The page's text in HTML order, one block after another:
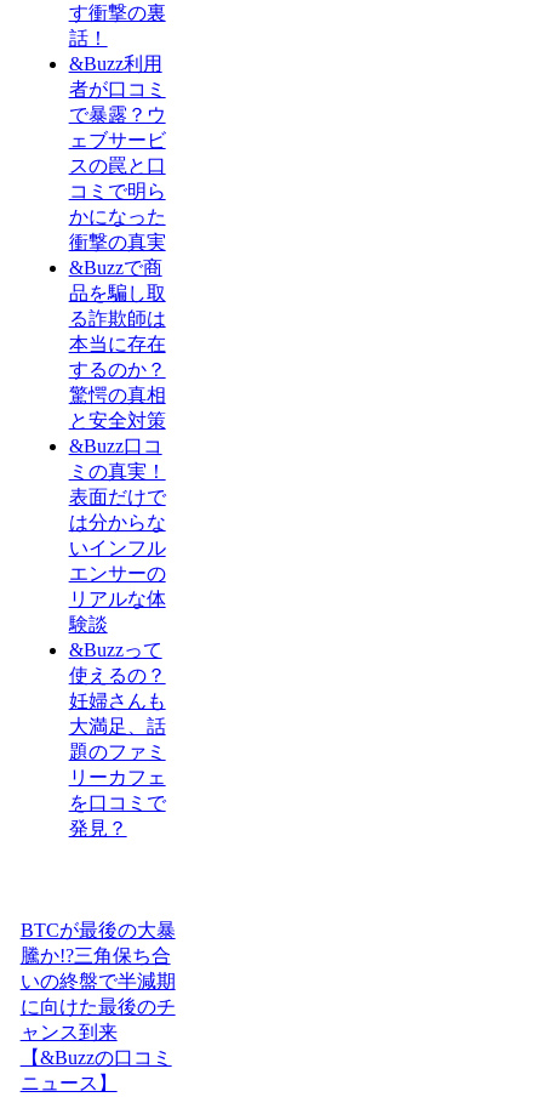
す衝撃の裏
話！
&Buzz利用
者が口コミ
で暴露？ウ
ェブサービ
スの罠と口
コミで明ら
かになった
衝撃の真実
&Buzzで商
品を騙し取
る詐欺師は
本当に存在
するのか？
驚愕の真相
と安全対策
&Buzz口コ
ミの真実！
表面だけで
は分からな
いインフル
エンサーの
リアルな体
験談
&Buzzって
使えるの？
妊婦さんも
大満足、話
題のファミ
リーカフェ
を口コミで
発見？
BTCが最後の大暴
騰か!?三角保ち合
いの終盤で半減期
に向けた最後のチ
ャンス到来
【&Buzzの口コミ
ニュース】